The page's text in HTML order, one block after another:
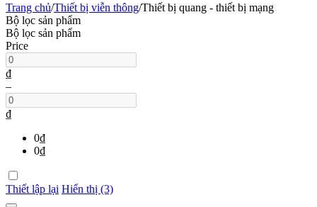
Trang chủ/Thiết bị viễn thông/Thiết bị quang - thiết bị mạng
Bộ lọc sản phẩm
Bộ lọc sản phẩm
Price
₫
–
₫
0₫
0₫
Thiết lập lại Hiển thị (3)